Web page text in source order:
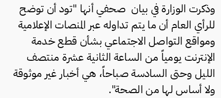
وذكرت الوزارة في بيان صحفي أنها "تود أن توضح
للرأي العام أن ما يتم تداوله عبر المنصات الإعلامية
ومواقع التواصل الاجتماعي بشأن قطع خدمة
الإنترنت يومياً من الساعة الثانية عشرة منتصف
الليل وحتى السادسة صباحاً، هي أخبار غير موثوقة
ولا أساس لها من الصحة".